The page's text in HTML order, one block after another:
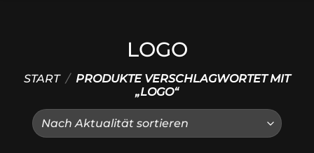
LOGO
START / PRODUKTE VERSCHLAGWORTET MIT
„LOGO“